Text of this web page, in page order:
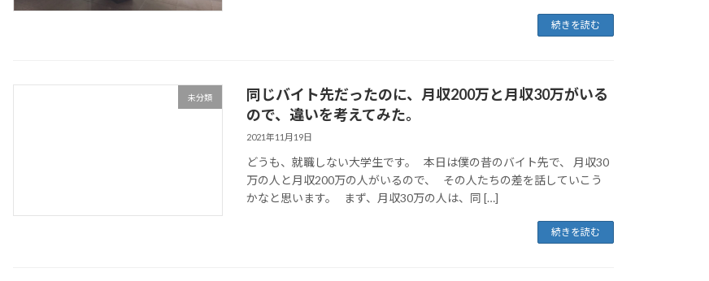
続きを読む
未分類
同じバイト先だったのに、月収200万と月収30万がいる
ので、違いを考えてみた。
2021年11月19日
どうも、就職しない大学生です。 本日は僕の昔のバイト先で、 月収30
万の人と月収200万の人がいるので、 その人たちの差を話していこう
かなと思います。 まず、月収30万の人は、同 […]
続きを読む